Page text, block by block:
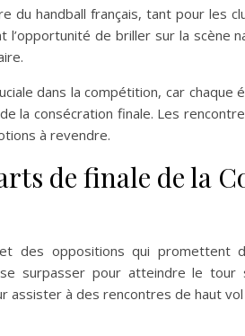
du handball français, tant pour les
l’opportunité de briller sur la scène
dans la compétition, car chaque
la consécration finale. Les
à revendre.
de finale de la
des oppositions qui promettent
surpasser pour atteindre le tour
à des rencontres de haut